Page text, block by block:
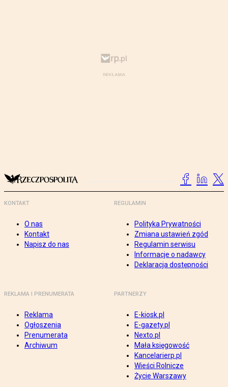
KONTAKT
O nas
Kontakt
Napisz do nas
REGULAMIN
Polityka Prywatności
Zmiana ustawień zgód
Regulamin serwisu
Informacje o nadawcy
Deklaracja dostępności
REKLAMA I PRENUMERATA
Reklama
Ogłoszenia
Prenumerata
Archiwum
PARTNERZY
E-kiosk.pl
E-gazety.pl
Nexto.pl
Mała księgowość
Kancelarierp.pl
Wieści Rolnicze
Życie Warszawy